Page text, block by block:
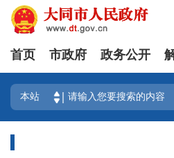
首页 市政府 政务公开
本站